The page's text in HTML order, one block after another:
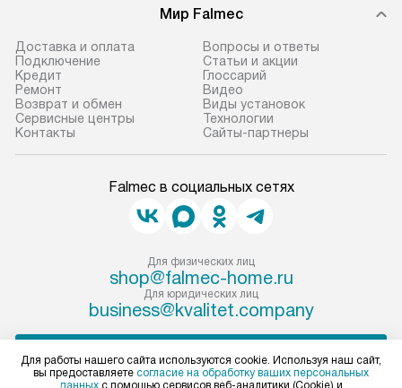
Мир Falmec
Доставка и оплата
Подключение
Кредит
Ремонт
Возврат и обмен
Сервисные центры
Контакты
Вопросы и ответы
Статьи и акции
Глоссарий
Видео
Виды установок
Технологии
Сайты-партнеры
Falmec в социальных сетях
Для физических лиц
shop@falmec-home.ru
Для юридических лиц
business@kvalitet.company
Для работы нашего сайта используются cookie. Используя наш сайт,
вы предоставляете согласие на обработку ваших персональных
данных с помощью сервисов веб-аналитики (Cookie) и